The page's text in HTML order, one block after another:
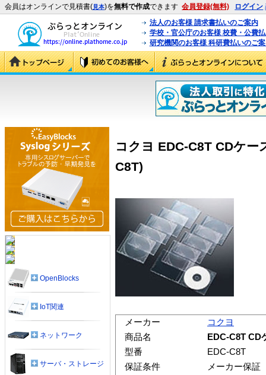
会員はオンラインで見積書(見本)を無料で作成できます 会員登録(無料) ログイン
法人のお客様 請求書払いのご案内
学校・官公庁のお客様 校費・公費
研究機関のお客様 科研費払いのご
コクヨ EDC-C8T CDケ
C8T)
メーカー
コクヨ
商品名
EDC-C8T CD
型番
EDC-C8T
保証条件
メーカー保証
OpenBlocks
IoT関連
ネットワーク
サーバ・ストレージ